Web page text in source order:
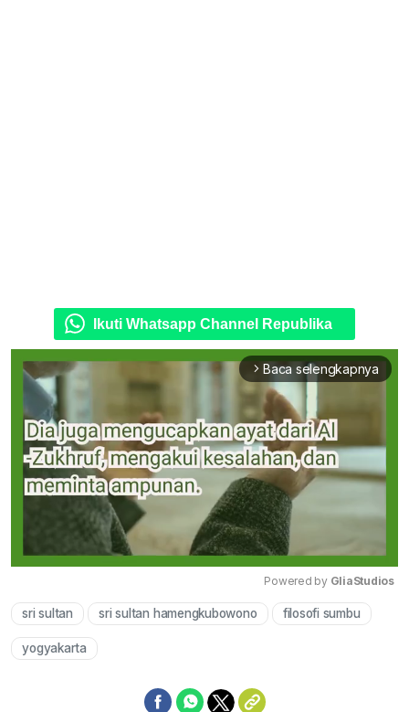
Ikuti Whatsapp Channel Republika
arrow_forward_ios Baca selengkapnya
Mute
Powered by GliaStudios
sri sultan sri sultan hamengkubowono filosofi sumbu
yogyakarta